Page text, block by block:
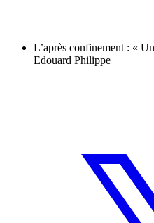
L’après confinement : «
Edouard Philippe